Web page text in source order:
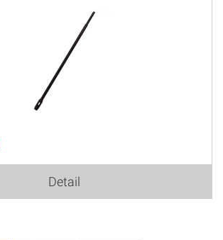
Detail